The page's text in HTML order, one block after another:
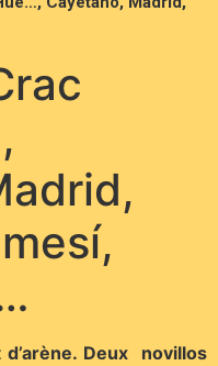
Deux novillos